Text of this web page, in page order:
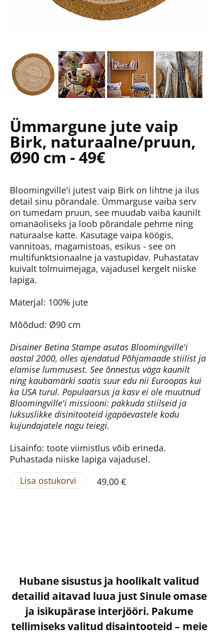
Ümmargune jute vaip
Birk, naturaalne/pruun,
Ø90 cm - 49€
Bloomingville'i jutest vaip Birk on lihtne ja ilus
detail sinu põrandale. Ümmarguse vaiba serv
on tumedam pruun, see muudab vaiba kaunilt
omanäoliseks ja loob põrandale pehme ning
naturaalse katte. Kasutage vaipa köögis,
vannitoas, magamistoas, esikus - see on
multifunktsionaalne ja vastupidav. Puhastatav
kuivalt tolmuimejaga, vajadusel kergelt niiske
lapiga.
Materjal: 100% jute
Mõõdud: Ø90 cm
Disainer Betina Stampe asutas Bloomingville'i
aastal 2000, olles ajendatud Põhjamaade stiilist ja
elamise lummusest. See õnnestus väga kaunilt
ning kaubamärki saatis suur edu nii Euroopas kui
ka USA turul. Populaarsus ja kasv ei ole muutnud
Bloomingville'i missiooni: pakkuda stiilseid ja
luksuslikke disinitooteid igapäevastele kodu
kujundajatele nagu teiegi.
Lisainfo: toote viimistlus võib erineda.
Puhastada niiske lapiga vajadusel.
Lisa ostukorvi
49,00 €
Hubane sisustus ja hoolikalt valitud
detailid aitavad luua just Sinule omase
ja isikupärase interjööri. Pakume
tellimiseks valitud disaintooteid – meie